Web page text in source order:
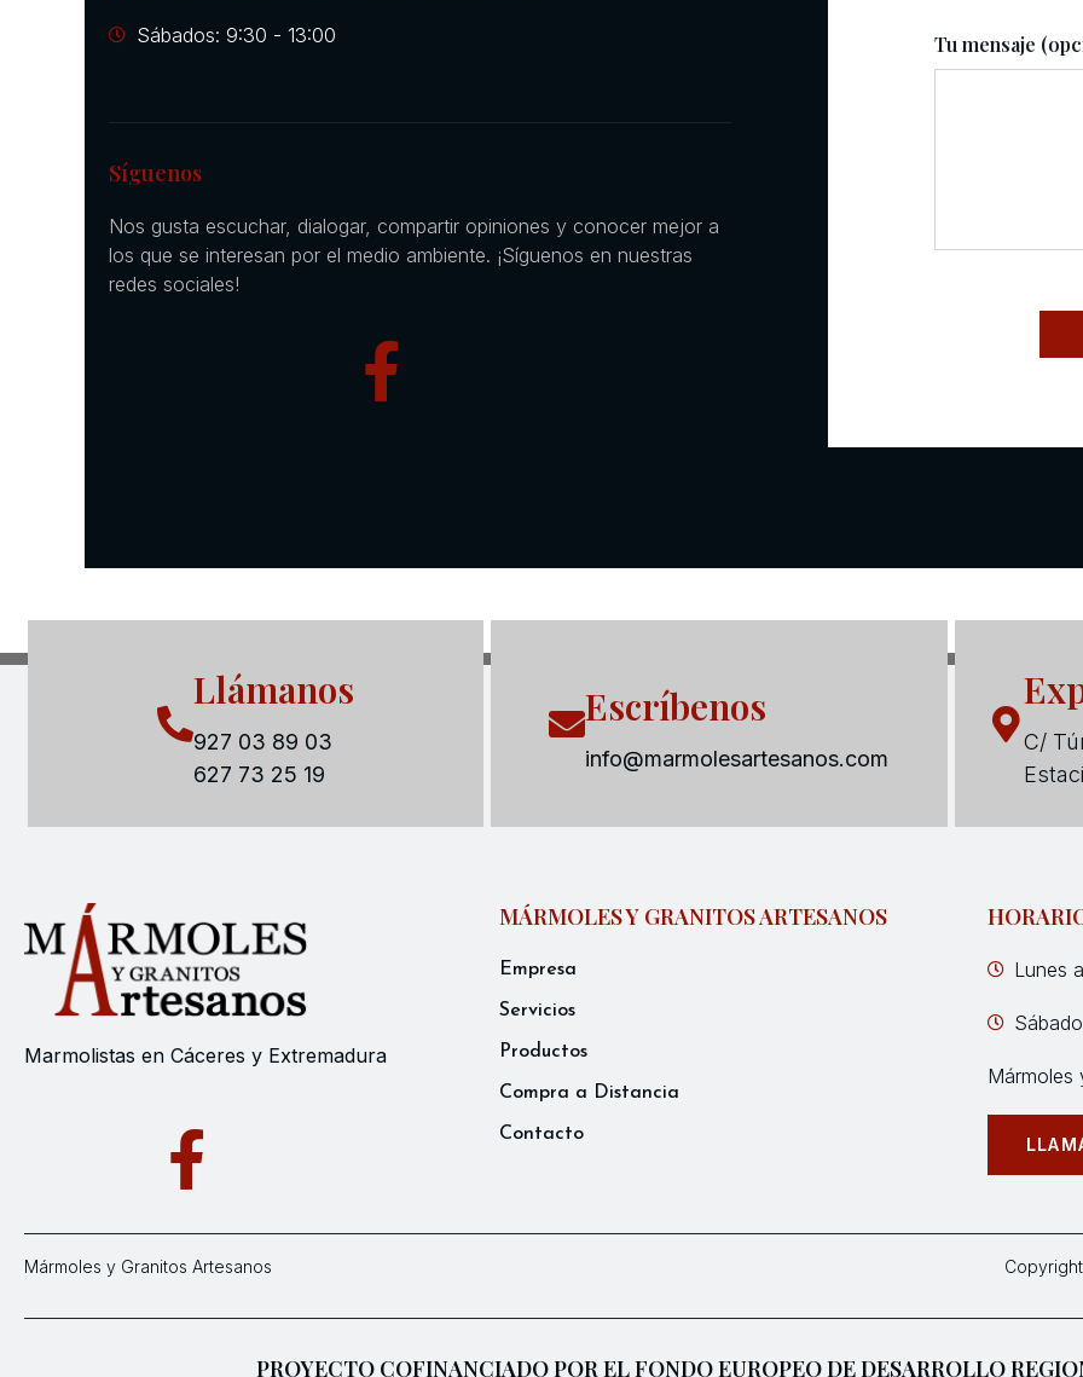
Sábados: 9:30 - 13:00
Síguenos
Nos gusta escuchar, dialogar, compartir opiniones y conocer mejor a
los que se interesan por el medio ambiente. ¡Síguenos en nuestras
redes sociales!
Tu mensaje
Llámanos
927 03 89 03
627 73 25 19
Escríbenos
info@marmolesartesanos.com
C/
Marmolistas en Cáceres y Extremadura
MÁRMOLES Y GRANITOS ARTESANOS
Empresa
Servicios
Productos
Compra a Distancia
Contacto
Lunes
Mármoles
Mármoles y Granitos Artesanos
PROYECTO COFINANCIADO POR EL FONDO EUROPEO DE DESARROLLO